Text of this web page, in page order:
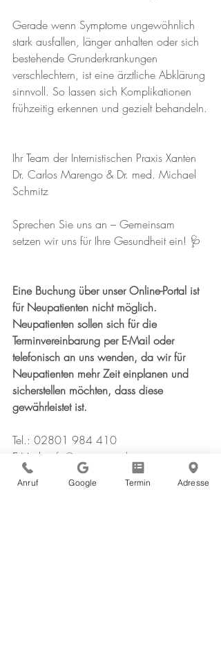
Gerade wenn Symptome ungewöhnlich
stark ausfallen, länger anhalten oder sich
bestehende Grunderkrankungen
verschlechtern, ist eine ärztliche Abklärung
sinnvoll. So lassen sich Komplikationen
frühzeitig erkennen und gezielt behandeln.
Ihr Team der Internistischen Praxis Xanten
Dr. Carlos Marengo & Dr. med. Michael
Schmitz
Sprechen Sie uns an – Gemeinsam
setzen wir uns für Ihre Gesundheit ein! 🩺
Eine Buchung über unser Online-Portal ist
für Neupatienten nicht möglich.
Neupatienten sollen sich für die
Terminvereinbarung per E-Mail oder
telefonisch an uns wenden, da wir für
Neupatienten mehr Zeit einplanen und
sicherstellen möchten, dass diese
gewährleistet ist.
Tel.: 02801 984 410
E-Mail:
info@gp-xanten.de
Stammpatienten können Termine jederzeit
Anruf Google Termin Adresse